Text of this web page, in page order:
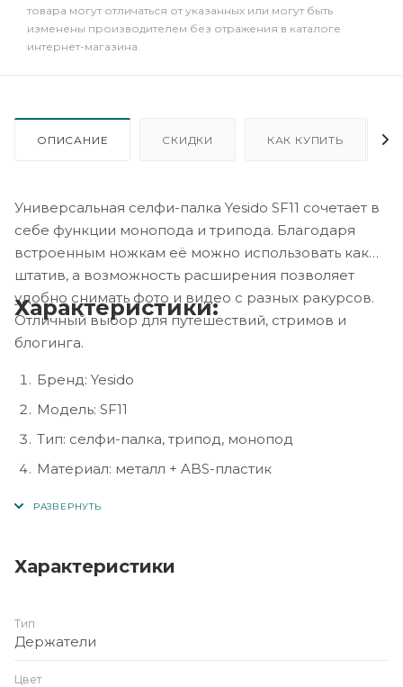
товара могут отличаться от указанных или могут быть
изменены производителем без отражения в каталоге
интернет-магазина.
ОПИСАНИЕ СКИДКИ КАК КУПИТЬ
Универсальная селфи-палка Yesido SF11 сочетает в
себе функции монопода и трипода. Благодаря
встроенным ножкам её можно использовать как
штатив, а возможность расширения позволяет
удобно снимать фото и видео с разных ракурсов.
Отличный выбор для путешествий, стримов и
блогинга.
Характеристики:
Бренд: Yesido
Модель: SF11
Тип: селфи-палка, трипод, монопод
Материал: металл + ABS-пластик
встроенные ножки, регулируемая длина,
Характеристики
Тип
Держатели
Цвет